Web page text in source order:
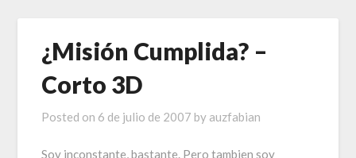
¿Misión Cumplida? –
Corto 3D
Posted on 6 de julio de 2007 by auzfabian
Soy inconstante, bastante. Pero tambien soy